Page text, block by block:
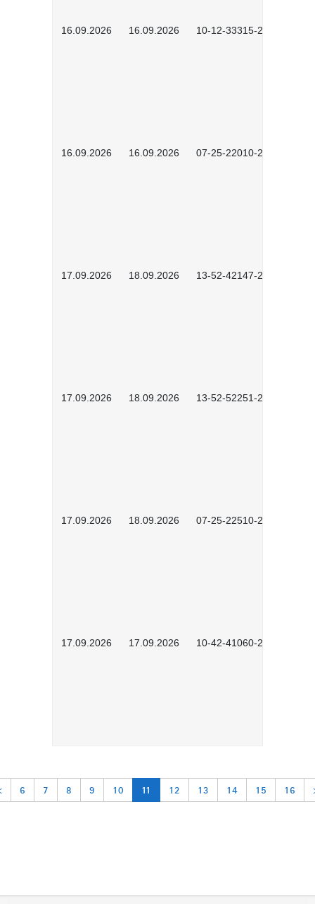
16.09.2026 16.09.2026 10-12-33315-2603
16.09.2026 16.09.2026 07-25-22010-2603
17.09.2026 18.09.2026 13-52-42147-2602
17.09.2026 18.09.2026 13-52-52251-2601
17.09.2026 18.09.2026 07-25-22510-2601
17.09.2026 17.09.2026 10-42-41060-2609
6 7 8 9 10 11 12 13 14 15 16